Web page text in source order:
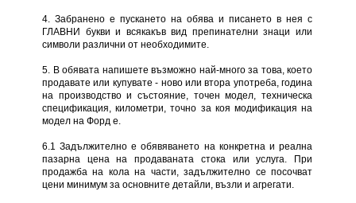
4. Забранено е пускането на обява и писането в нея с
ГЛАВНИ букви и всякакъв вид препинателни знаци или
символи различни от необходимите.
5. В обявата напишете възможно най-много за това, което
продавате или купувате - ново или втора употреба, година
на производство и състояние, точен модел, техническа
спецификация, километри, точно за коя модификация на
модел на Форд е.
6.1 Задължително е обявяването на конкретна и реална
пазарна цена на продаваната стока или услуга. При
продажба на кола на части, задължително се посочват
цени минимум за основните детайли, възли и агрегати.